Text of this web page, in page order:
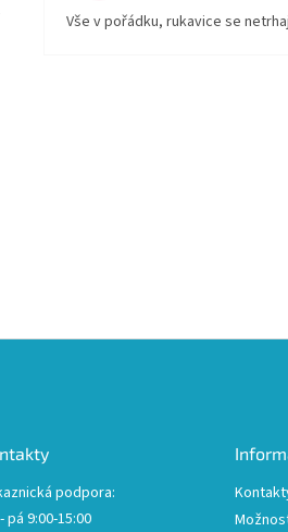
Vše v pořádku, rukavice se
podpora:
pá 9:00-15:00